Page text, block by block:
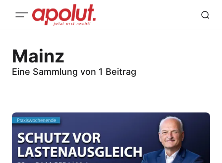
Mainz
Eine Sammlung von 1 Beitrag